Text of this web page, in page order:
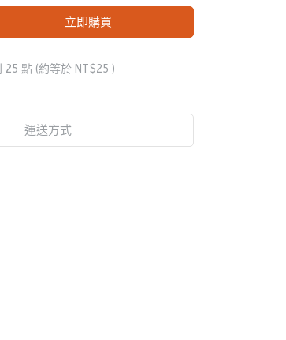
立即購買
25 點 (約等於 NT$25 )
運送方式